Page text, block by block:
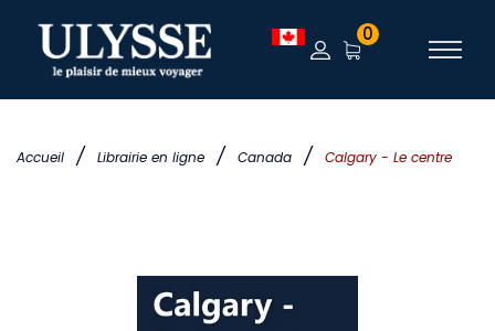
Accueil / Librairie en ligne / Canada / Calgary - Le centre
0